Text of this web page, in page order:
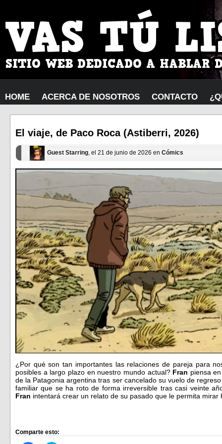
HOME ACERCA DE NOSOTROS CONTACTO
El viaje, de Paco Roca (Astiberri, 2026)
Guest Starring, el 21 de junio de 2026 en Cómics
¿Por qué son tan importantes las relaciones de pareja para
posibles a largo plazo en nuestro mundo actual? Fran piensa
de la Patagonia argentina tras ser cancelado su vuelo de
familiar que se ha roto de forma irreversible tras casi veinte
Fran intentará crear un relato de su pasado que le permita
Comparte esto: